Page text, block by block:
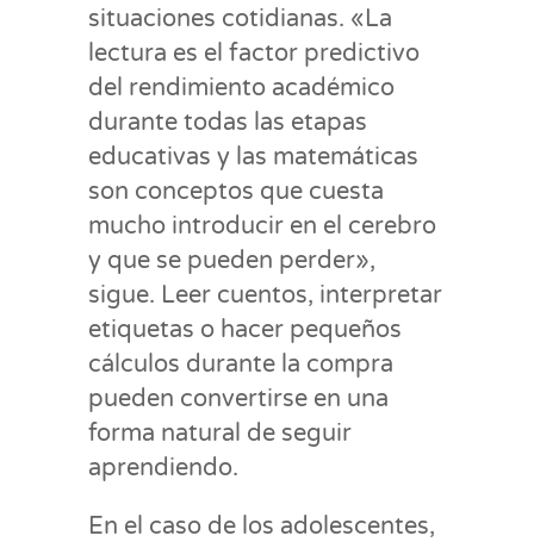
situaciones cotidianas. «La
lectura es el factor predictivo
del rendimiento académico
durante todas las etapas
educativas y las matemáticas
son conceptos que cuesta
mucho introducir en el cerebro
y que se pueden perder»,
sigue. Leer cuentos, interpretar
etiquetas o hacer pequeños
cálculos durante la compra
pueden convertirse en una
forma natural de seguir
aprendiendo.
En el caso de los adolescentes,